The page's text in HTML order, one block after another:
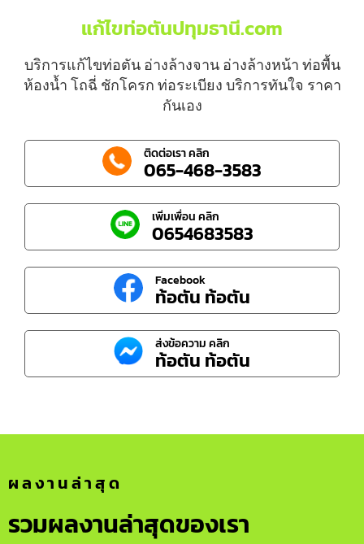
แก้ไขท่อตันปทุมธานี.com
บริการแก้ไขท่อตัน อ่างล้างจาน อ่างล้างหน้า ท่อพื้น
ห้องน้ำ โถฉี่ ชักโครก ท่อระเบียง บริการทันใจ ราคา
กันเอง
ติดต่อเรา คลิก
065-468-3583
เพิ่มเพื่อน คลิก
0654683583
Facebook
ท้อตัน ท้อตัน
ส่งข้อความ คลิก
ท้อตัน ท้อตัน
ผลงานล่าสุด
รวมผลงานล่าสุดของเรา